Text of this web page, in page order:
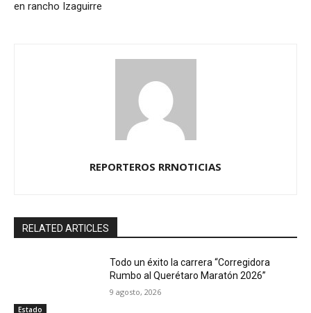
en rancho Izaguirre
REPORTEROS RRNOTICIAS
RELATED ARTICLES
Estado
Todo un éxito la carrera “Corregidora
Rumbo al Querétaro Maratón 2026”
9 agosto, 2026